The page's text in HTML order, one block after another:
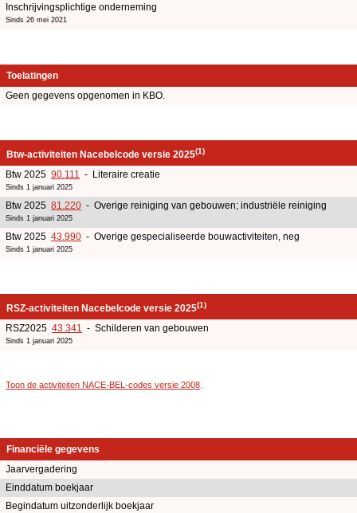
Inschrijvingsplichtige onderneming
Sinds 26 mei 2021
Toelatingen
Geen gegevens opgenomen in KBO.
Btw-activiteiten Nacebelcode versie 2025(1)
Btw 2025 90.111 - Literaire creatie
Sinds 1 januari 2025
Btw 2025 81.220 - Overige reiniging van gebouwen; industriële reiniging
Sinds 1 januari 2025
Btw 2025 43.990 - Overige gespecialiseerde bouwactiviteiten, neg
Sinds 1 januari 2025
RSZ-activiteiten Nacebelcode versie 2025(1)
RSZ2025 43.341 - Schilderen van gebouwen
Sinds 1 januari 2025
Toon de activiteiten NACE-BEL-codes versie 2008
Financiële gegevens
Jaarvergadering
Einddatum boekjaar
Begindatum uitzonderlijk boekjaar